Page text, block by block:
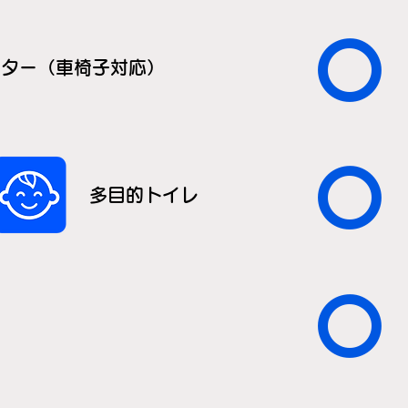
ー（車椅子対応）
多目的トイレ
〇
〇
〇